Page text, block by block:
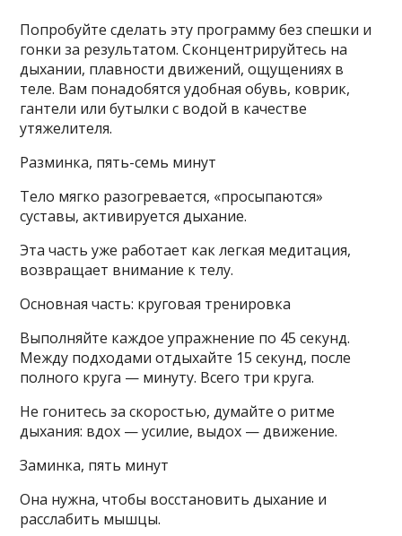
Попробуйте сделать эту программу без спешки и
гонки за результатом. Сконцентрируйтесь на
дыхании, плавности движений, ощущениях в
теле. Вам понадобятся удобная обувь, коврик,
гантели или бутылки с водой в качестве
утяжелителя.
Разминка, пять-семь минут
Тело мягко разогревается, «просыпаются»
суставы, активируется дыхание.
Эта часть уже работает как легкая медитация,
возвращает внимание к телу.
Основная часть: круговая тренировка
Выполняйте каждое упражнение по 45 секунд.
Между подходами отдыхайте 15 секунд, после
полного круга — минуту. Всего три круга.
Не гонитесь за скоростью, думайте о ритме
дыхания: вдох — усилие, выдох — движение.
Заминка, пять минут
Она нужна, чтобы восстановить дыхание и
расслабить мышцы.